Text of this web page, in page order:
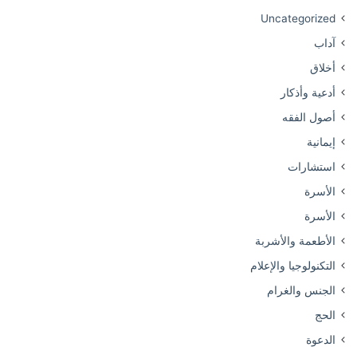
Uncategorized
آداب
أخلاق
أدعية وأذكار
أصول الفقه
إيمانية
استشارات
الأسرة
الأسرة
الأطعمة والأشربة
التكنولوجيا والإعلام
الجنس والغرام
الحج
الدعوة